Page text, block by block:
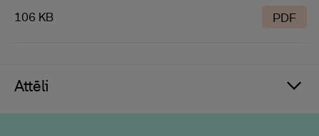
106 KB PDF
Attēli